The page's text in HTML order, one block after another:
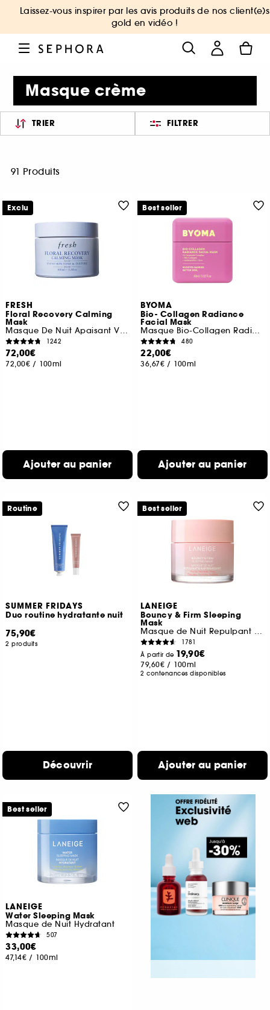
Laissez-vous inspirer par les avis produits de nos client(e)s
gold en vidéo !
Masque crème
TRIER FILTRER
91 Produits
FRESH
Floral Recovery Calming
Mask
Masque De Nuit Apaisant Visage A La Vitamine C
1242
72,00€
72,00€ / 100ml
Ajouter au panier
Exclu
BYOMA
Bio- Collagen Radiance
Facial Mask
Masque Bio-Collagen Radiance
480
22,00€
36,67€ / 100ml
Ajouter au panier
Best seller
SUMMER FRIDAYS
Duo routine hydratante nuit
75,90€
2 produits
Découvrir
Routine
LANEIGE
Bouncy & Firm Sleeping
Mask
Masque de Nuit Repulpant & Raffermissant
1781
À partir de 19,90€
79,60€ / 100ml
2 contenances disponibles
Ajouter au panier
Best seller
LANEIGE
Water Sleeping Mask
Masque de Nuit Hydratant
507
33,00€
47,14€ / 100ml
Best seller